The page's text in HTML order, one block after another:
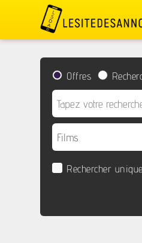
Offres
Rechercher